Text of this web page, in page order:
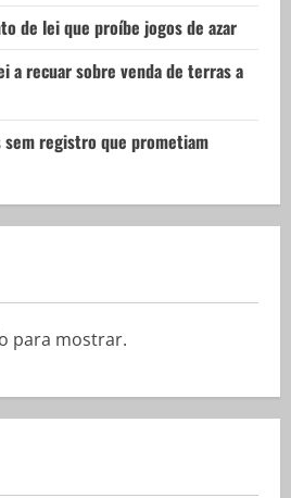
de lei que proíbe jogos de azar
a recuar sobre venda de terras a
registro que prometiam
para mostrar.